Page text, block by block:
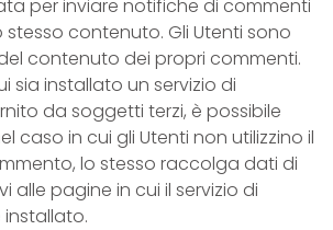
per inviare notifiche di commenti
contenuto. Gli Utenti sono
contenuto dei propri commenti.
sia installato un servizio di
da soggetti terzi, è possibile
caso in cui gli Utenti non utilizzino il
lo stesso raccolga dati di
alle pagine in cui il servizio di